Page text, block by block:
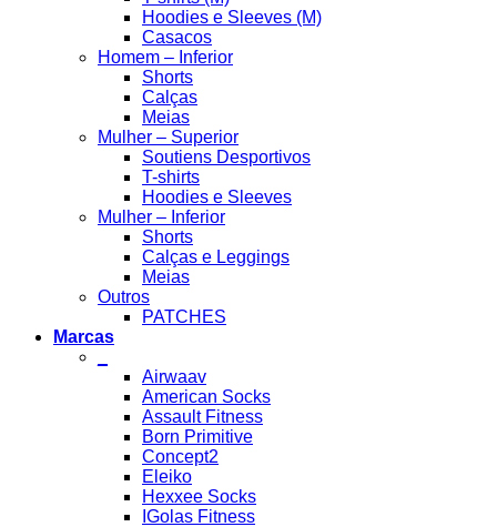
Hoodies e Sleeves (M)
Casacos
Homem – Inferior
Shorts
Calças
Meias
Mulher – Superior
Soutiens Desportivos
T-shirts
Hoodies e Sleeves
Mulher – Inferior
Shorts
Calças e Leggings
Meias
Outros
PATCHES
Marcas
Airwaav
American Socks
Assault Fitness
Born Primitive
Concept2
Eleiko
Hexxee Socks
IGolas Fitness